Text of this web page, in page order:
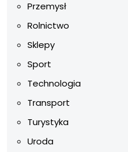
Przemysł
Rolnictwo
Sklepy
Sport
Technologia
Transport
Turystyka
Uroda